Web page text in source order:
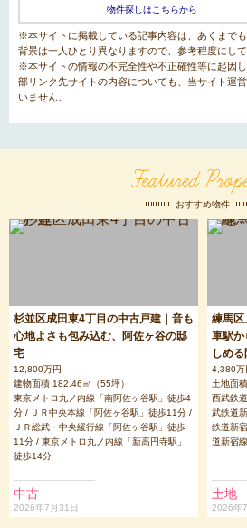
物件探しはこちらから
※本サイトに掲載している記事内容は、あくまで
背景は一人ひとり異なりますので、参考程度にして
※本サイトの情報の不完全性や不正確性等に起因
部リンク先サイトの内容についても、当サイト運
いません。
Featured
おすすめ物件
杉並区成田東4丁目の中古戸建｜音も
心地よさも包み込む、阿佐ヶ谷の邸
宅
12,800万円
建物面積 182.46㎡（55坪）
東京メトロ丸ノ内線「南阿佐ヶ谷駅」徒歩4
分 / ＪＲ中央本線「阿佐ヶ谷駅」徒歩11分 /
ＪＲ総武・中央緩行線「阿佐ヶ谷駅」徒歩
11分 / 東京メトロ丸ノ内線「新高円寺駅」
徒歩14分
中古
2026年7月31日
練馬区
車駅か
しめ
4,380万
土地面
西武鉄
武鉄道
鉄道新
道新宿
土地
2026年